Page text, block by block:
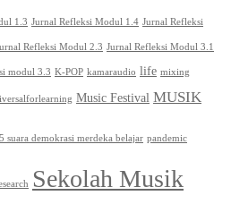
1.3 Jurnal Refleksi Modul 1.4 Jurnal Refleksi
Refleksi Modul 2.3 Jurnal Refleksi Modul 3.1
modul 3.3 K-POP kamaraudio life mixing
Music Festival MUSIK
suara demokrasi merdeka belajar pandemic
Sekolah Musik